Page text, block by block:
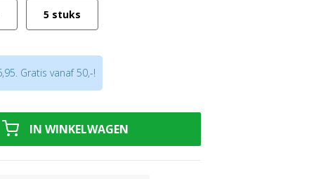
+/- 30 cm5 stuks
Gratis vanaf 50,-!
IN WINKELWAGEN